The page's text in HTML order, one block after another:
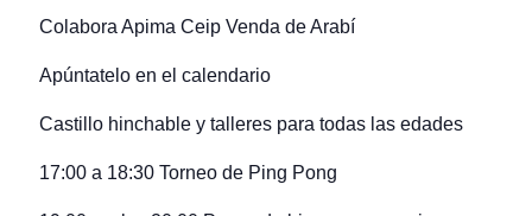
Colabora Apima Ceip Venda de Arabí
Apúntatelo en el calendario
Castillo hinchable y talleres para todas las edades
17:00 a 18:30 Torneo de Ping Pong